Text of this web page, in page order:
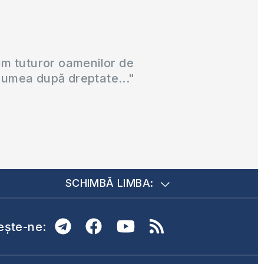
tuturor oamenilor de
după dreptate..."
SCHIMBĂ LIMBA:
ne: